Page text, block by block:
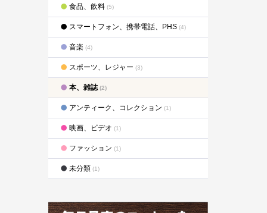
食品、飲料 (5)
スマートフォン、携帯電話、PHS (4)
音楽 (4)
スポーツ、レジャー (3)
本、雑誌(2)
アンティーク、コレクション (1)
映画、ビデオ (1)
ファッション (1)
未分類 (1)